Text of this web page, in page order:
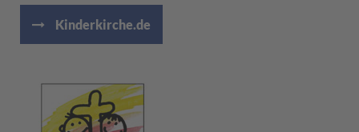
Kinderkirche.de